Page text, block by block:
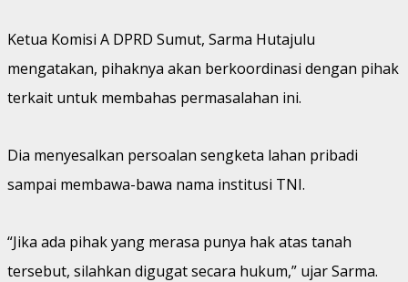
Ketua Komisi A DPRD Sumut, Sarma Hutajulu
mengatakan, pihaknya akan berkoordinasi dengan pihak
terkait untuk membahas permasalahan ini.
Dia menyesalkan persoalan sengketa lahan pribadi
sampai membawa-bawa nama institusi TNI.
“Jika ada pihak yang merasa punya hak atas tanah
tersebut, silahkan digugat secara hukum,” ujar Sarma.